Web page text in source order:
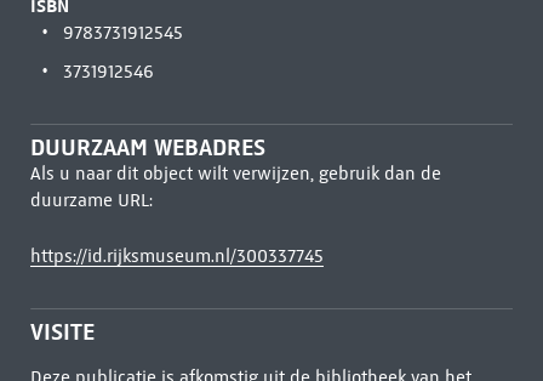
ISBN
9783731912545
3731912546
DUURZAAM WEBADRES
Als u naar dit object wilt verwijzen, gebruik dan de
duurzame URL:
https://id.rijksmuseum.nl/300337745
VISITE